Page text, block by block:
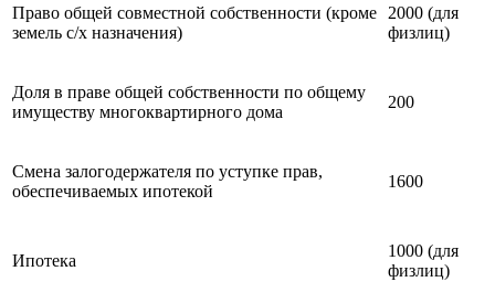
Право общей совместной собственности (кроме
земель с/х назначения)
2000 (для
физлиц)
Доля в праве общей собственности по общему
имуществу многоквартирного дома
200
Смена залогодержателя по уступке прав,
обеспечиваемых ипотекой
1600
Ипотека
1000 (для
физлиц)